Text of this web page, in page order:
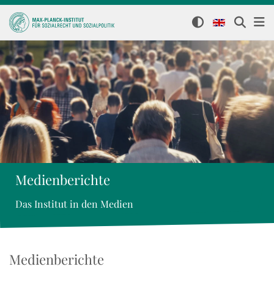
Medienberichte
Das Institut in den Medien
Medienberichte